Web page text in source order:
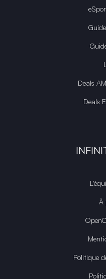
Deals
Deals
À
Politique